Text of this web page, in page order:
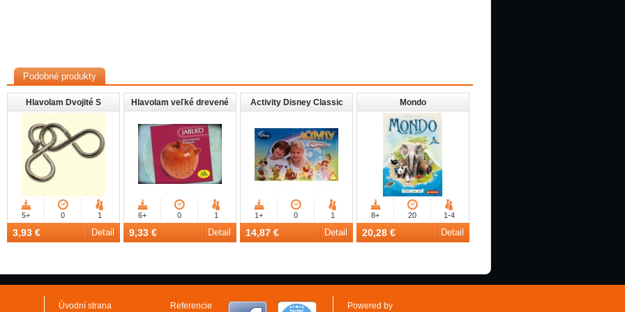
Podobné produkty
Hlavolam Dvojité S
5+ 0 1
3,93 € Detail
Hlavolam veľké drevené
6+ 0 1
9,33 € Detail
Activity Disney Classic
1+ 0 1
14,87 € Detail
Mondo
8+ 20 1-4
20,28 € Detail
Úvodní strana Referencie Powered by